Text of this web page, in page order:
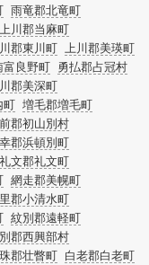
雨竜郡北竜町
上川郡当麻町
郡東川町 上川郡美瑛町
富良野町 勇払郡占冠村
郡美深町
町 増毛郡増毛町
郡初山別村
郡浜頓別町
礼文郡礼文町
網走郡美幌町
郡小清水町
紋別郡遠軽町
郡西興部村
郡壮瞥町 白老郡白老町